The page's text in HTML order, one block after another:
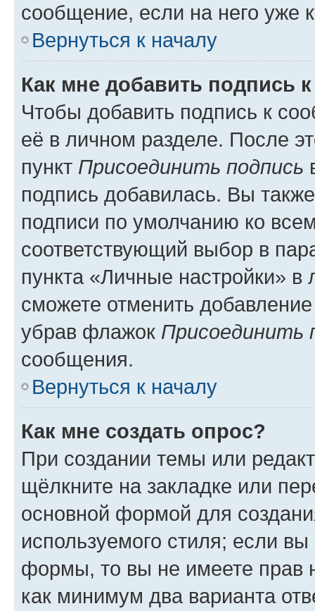
сообщение, если на него уже
Вернуться к началу
Как мне добавить подпись
Чтобы добавить подпись к
её в личном разделе. После
пункт Присоединить подпись
подпись добавилась. Вы
подписи по умолчанию ко
соответствующий выбор в
пункта «Личные настройки»
сможете отменить
убрав флажок Присоединить
сообщения.
Вернуться к началу
Как мне создать опрос?
При создании темы или
щёлкните на закладке или
основной формой для
используемого стиля; если
формы, то вы не имеете прав
как минимум два варианта